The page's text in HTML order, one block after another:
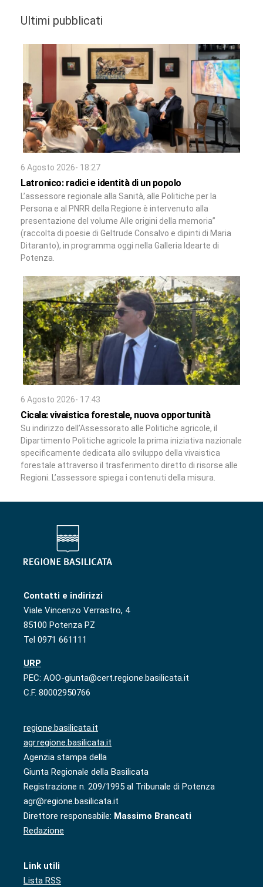
Ultimi pubblicati
6 Agosto 2026- 18:27
Latronico: radici e identità di un popolo
L’assessore regionale alla Sanità, alle Politiche per la
Persona e al PNRR della Regione è intervenuto alla
presentazione del volume Alle origini della memoria”
(raccolta di poesie di Geltrude Consalvo e dipinti di Maria
Ditaranto), in programma oggi nella Galleria Idearte di
Potenza.
6 Agosto 2026- 17:43
Cicala: vivaistica forestale, nuova opportunità
Su indirizzo dell’Assessorato alle Politiche agricole, il
Dipartimento Politiche agricole la prima iniziativa nazionale
specificamente dedicata allo sviluppo della vivaistica
forestale attraverso il trasferimento diretto di risorse alle
Regioni. L’assessore spiega i contenuti della misura.
Contatti e indirizzi
Viale Vincenzo Verrastro, 4
85100 Potenza PZ
Tel 0971 661111
URP
PEC: AOO-giunta@cert.regione.basilicata.it
C.F. 80002950766
regione.basilicata.it
agr.regione.basilicata.it
Agenzia stampa della
Giunta Regionale della Basilicata
Registrazione n. 209/1995 al Tribunale di Potenza
agr@regione.basilicata.it
Direttore responsabile: Massimo Brancati
Redazione
Link utili
Lista RSS